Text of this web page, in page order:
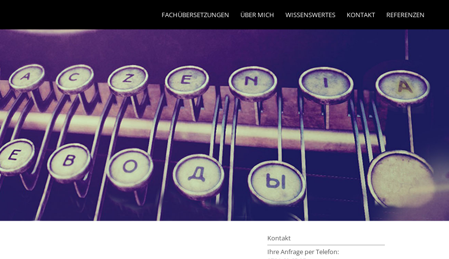
FACHÜBERSETZUNGEN ÜBER MICH WISSENSWERTES KONTAKT REFERENZEN
Kontakt
Ihre Anfrage per Telefon: